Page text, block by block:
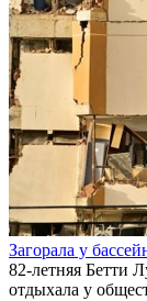
Загорала у
82-летняя Бетти
отдыхала у